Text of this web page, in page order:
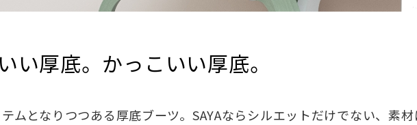
い厚底。かっこいい厚底。
ムとなりつつある厚底ブーツ。SAYAならシルエットだけでない、素